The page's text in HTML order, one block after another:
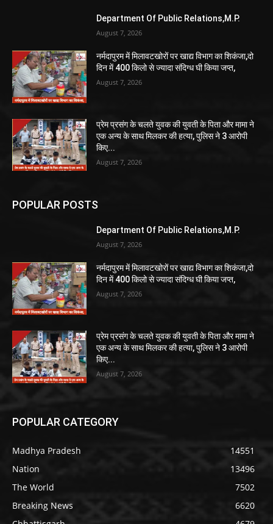
Department Of Public Relations,M.P.
August 7, 2026
नर्मदापुरम में मिलावटखोरों पर खाद्य विभाग का शिकंजा,दो
दिन में 400 किलो से ज्यादा संदिग्ध घी किया जप्त,
August 7, 2026
प्रेम प्रसंग के चलते युवक की युवती के पिता और मामा ने
एक अन्य के साथ मिलकर की हत्या, पुलिस ने 3 आरोपी
किए...
August 7, 2026
POPULAR POSTS
Department Of Public Relations,M.P.
August 7, 2026
नर्मदापुरम में मिलावटखोरों पर खाद्य विभाग का शिकंजा,दो
दिन में 400 किलो से ज्यादा संदिग्ध घी किया जप्त,
August 7, 2026
प्रेम प्रसंग के चलते युवक की युवती के पिता और मामा ने
एक अन्य के साथ मिलकर की हत्या, पुलिस ने 3 आरोपी
किए...
August 7, 2026
POPULAR CATEGORY
Madhya Pradesh
14551
Nation
13496
The World
7502
Breaking News
6620